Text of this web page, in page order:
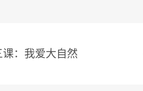
：我爱大自然